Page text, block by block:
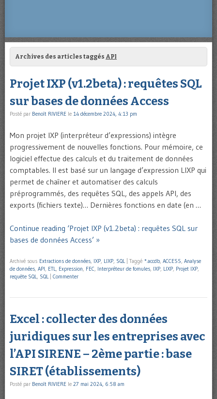
Archives des articles taggés API
Projet IXP (v1.2beta) : requêtes SQL
sur bases de données Access
Posté par Benoît RIVIERE le 14 décembre 2024, 4:13 pm
Mon projet IXP (interpréteur d’expressions) intègre
progressivement de nouvelles fonctions. Pour mémoire, ce
logiciel effectue des calculs et du traitement de données
comptables. Il est basé sur un langage d’expression LIXP qui
permet de chaîner et automatiser des calculs
préprogrammés, des requêtes SQL, des appels API, des
exports (fichiers texte)… Dernières fonctions en date (en …
Continue reading ‘Projet IXP (v1.2beta) : requêtes SQL sur
bases de données Access’ »
Archivé sous Extractions de données, IXP, LIXP, SQL Taggé *.accdb, ACCESS, Analyse
de données, API, ETL, Expression, FEC, Interpréteur de fomules, IXP, LIXP, Projet IXP,
requête SQL, SQL Commenter
Excel : collecter des données
juridiques sur les entreprises avec
l’API SIRENE – 2ème partie : base
SIRET (établissements)
Posté par Benoît RIVIERE le 27 mai 2024, 6:58 am